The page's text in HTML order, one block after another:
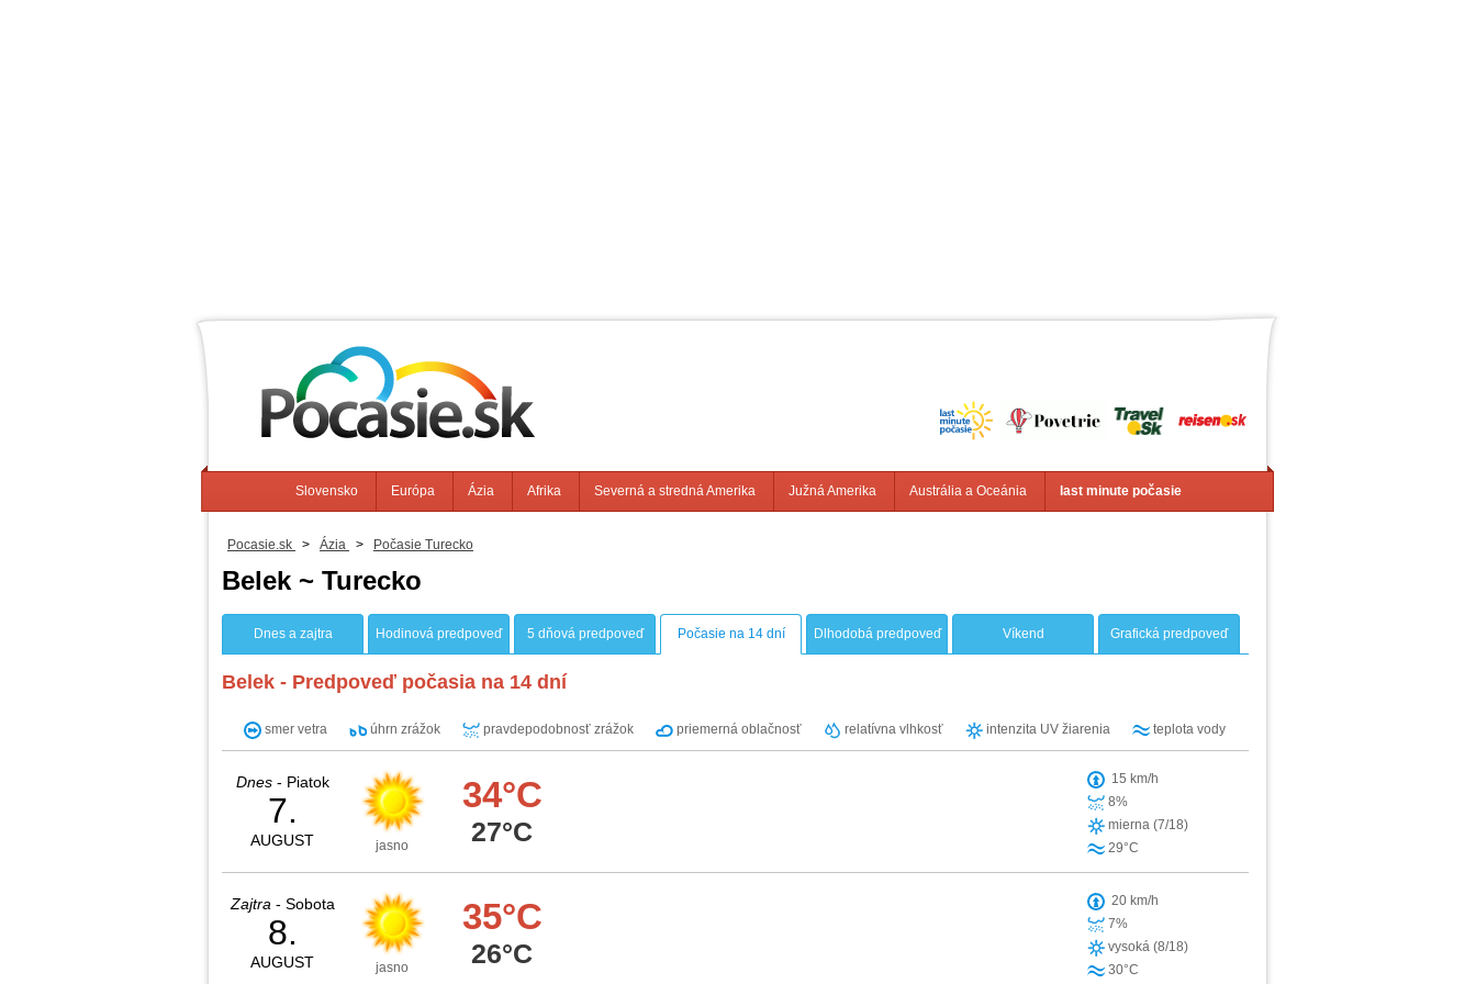
Slovensko Európa Ázia Afrika Severná a stredná Amerika Južná Amerika Austrália a Oceánia last minute počasie
Pocasie.sk > Ázia > Počasie Turecko
Belek ~ Turecko
Dnes a zajtra Hodinová predpoveď 5 dňová predpoveď Počasie na 14 dní Dlhodobá predpoveď Víkend Grafická predpoveď
Belek - Predpoveď počasia na 14 dní
smer vetra úhrn zrážok pravdepodobnosť zrážok priemerná oblačnosť relatívna vlhkosť intenzita UV žiarenia teplota vody
Dnes- Piatok
7.
AUGUST jasno
34°C
27°C
15 km/h
8%
mierna (7/18)
29°C
Zajtra - Sobota
8.
AUGUST jasno
35°C
26°C
20 km/h
7%
vysoká (8/18)
30°C